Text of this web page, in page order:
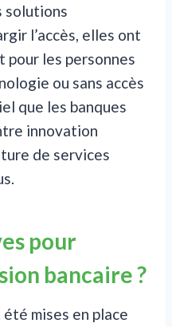
solutions
l’accès, elles ont
pour les personnes
ou sans accès
que les banques
innovation
de services
pour
bancaire ?
mises en place